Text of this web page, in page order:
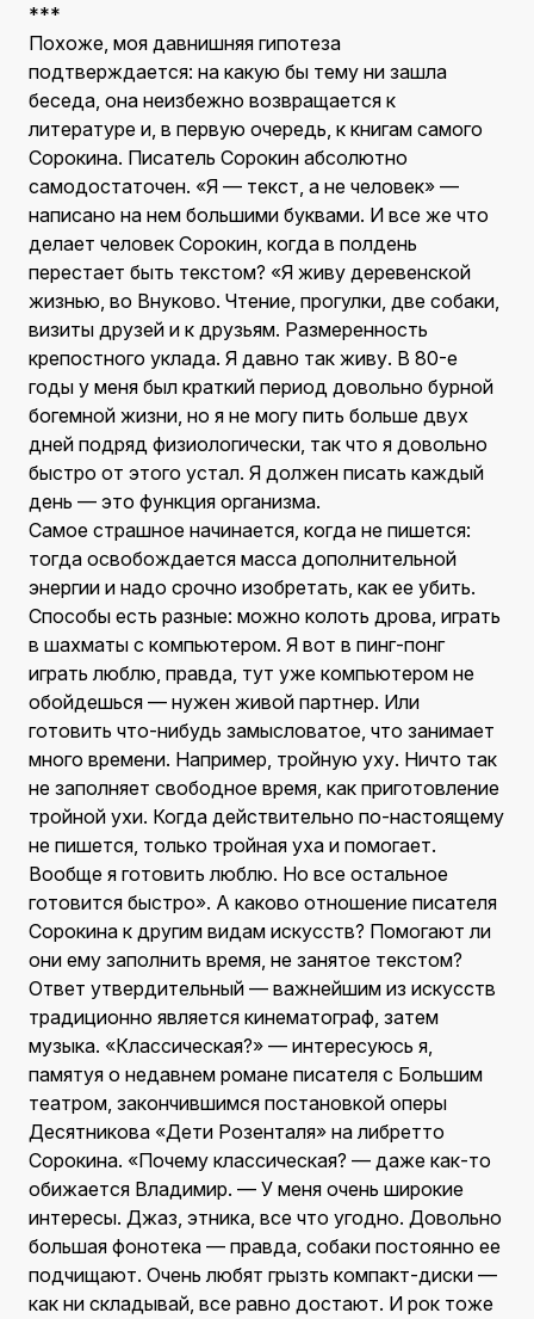
***
Похоже, моя давнишняя гипотеза
подтверждается: на какую бы тему ни зашла
беседа, она неизбежно возвращается к
литературе и, в первую очередь, к книгам самого
Сорокина. Писатель Сорокин абсолютно
самодостаточен. «Я — текст, а не человек» —
написано на нем большими буквами. И все же что
делает человек Сорокин, когда в полдень
перестает быть текстом? «Я живу деревенской
жизнью, во Внуково. Чтение, прогулки, две собаки,
визиты друзей и к друзьям. Размеренность
крепостного уклада. Я давно так живу. В 80-е
годы у меня был краткий период довольно бурной
богемной жизни, но я не могу пить больше двух
дней подряд физиологически, так что я довольно
быстро от этого устал. Я должен писать каждый
день — это функция организма.
Самое страшное начинается, когда не пишется:
тогда освобождается масса дополнительной
энергии и надо срочно изобретать, как ее убить.
Способы есть разные: можно колоть дрова, играть
в шахматы с компьютером. Я вот в пинг-понг
играть люблю, правда, тут уже компьютером не
обойдешься — нужен живой партнер. Или
готовить что-нибудь замысловатое, что занимает
много времени. Например, тройную уху. Ничто так
не заполняет свободное время, как приготовление
тройной ухи. Когда действительно по-настоящему
не пишется, только тройная уха и помогает.
Вообще я готовить люблю. Но все остальное
готовится быстро». А каково отношение писателя
Сорокина к другим видам искусств? Помогают ли
они ему заполнить время, не занятое текстом?
Ответ утвердительный — важнейшим из искусств
традиционно является кинематограф, затем
музыка. «Классическая?» — интересуюсь я,
памятуя о недавнем романе писателя с Большим
театром, закончившимся постановкой оперы
Десятникова «Дети Розенталя» на либретто
Сорокина. «Почему классическая? — даже как-то
обижается Владимир. — У меня очень широкие
интересы. Джаз, этника, все что угодно. Довольно
большая фонотека — правда, собаки постоянно ее
подчищают. Очень любят грызть компакт-диски —
как ни складывай, все равно достают. И рок тоже